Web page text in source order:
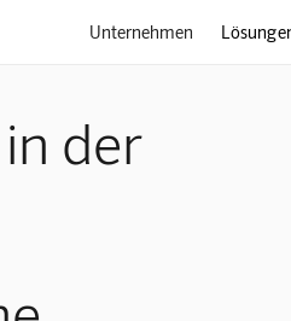
Unternehmen
der